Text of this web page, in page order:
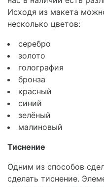
Исходя из макета
несколько цветов:
серебро
золото
голография
бронза
красный
синий
зелёный
малиновый
Тиснение
Одним из способов
сделать тиснение.